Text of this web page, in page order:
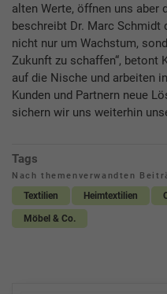
alten Werte, öffnen uns aber
beschreibt Dr. Marc Schmidt
nicht nur um Wachstum,
Zukunft zu schaffen“, betont
auf die Nische und arbeiten
Kunden und Partnern neue
sichern wir uns weiterhin
Tags
Nach themenverwandten
Textilien Heimtextilien
Möbel & Co.